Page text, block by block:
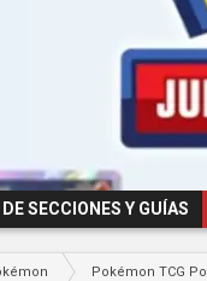
SECCIONES Y GUÍAS
Pokémon TCG